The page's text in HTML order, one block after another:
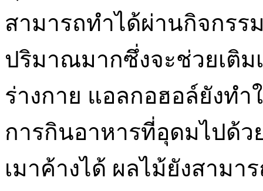
สามารถทำได้ผ่านกิจกร
ปริมาณมากซึ่งจะช่วยเติ
ร่างกาย แอลกอฮอล์ยังท
การกินอาหารที่อุดมไปด้ว
เมาค้างได้ ผลไม้ยังสาม